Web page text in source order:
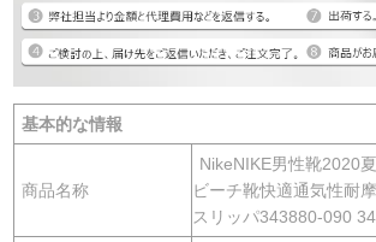
基本的な情報
商品名称
NikeNIKE男性靴2020
ビーチ靴快適通気性耐
スリッパ343880-090